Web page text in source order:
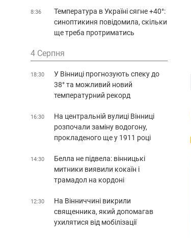
8:36
Температура в Україні сягне +40°:
синоптикиня повідомила, скільки
ще треба протриматись
4 Серпня
18:30
У Вінниці прогнозують спеку до
38° та можливий новий
температурний рекорд
16:30
На центральній вулиці Вінниці
розпочали заміну водогону,
прокладеного ще у 1911 році
14:30
Белла не підвела: вінницькі
митники виявили кокаїн і
трамадол на кордоні
12:30
На Вінниччині викрили
священника, який допомагав
ухилятися від мобілізації